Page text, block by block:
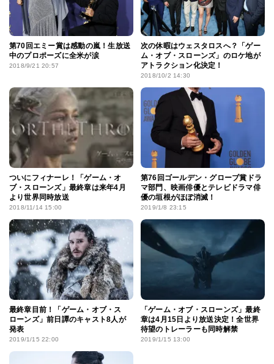
第70回エミー賞は感動の嵐！生放送
中のプロポーズに全米が涙
2018/9/21 20:57
次の休暇はウェスタロスへ？「ゲー
ム・オブ・スローンズ」のロケ地が
アトラクション化決定！
2018/10/2 14:30
ついにフィナーレ！「ゲーム・オ
ブ・スローンズ」最終章は来年4月
より世界同時放送
2018/11/14 15:00
第76回ゴールデン・グローブ賞ドラ
マ部門、映画俳優とテレビドラマ俳
優の垣根がほぼ消滅！
2019/1/8 23:15
最終章目前！「ゲーム・オブ・ス
ローンズ」前日譚のキャスト8人が
発表
2019/1/15 22:00
「ゲーム・オブ・スローンズ」最終
章は4月15日より放送決定！全世界
待望のトレーラーも同時解禁
2019/1/15 13:00